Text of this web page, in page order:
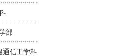
部
通信工学科